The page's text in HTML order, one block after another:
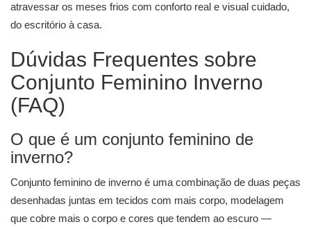
atravessar os meses frios com conforto real e visual cuidado,
do escritório à casa.
Dúvidas Frequentes sobre
Conjunto Feminino Inverno
(FAQ)
O que é um conjunto feminino de
inverno?
Conjunto feminino de inverno é uma combinação de duas peças
desenhadas juntas em tecidos com mais corpo, modelagem
que cobre mais o corpo e cores que tendem ao escuro —